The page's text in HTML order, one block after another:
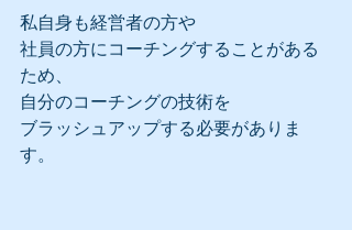
私自身も経営者の方や
社員の方にコーチングすることがある
ため、
自分のコーチングの技術を
ブラッシュアップする必要がありま
す。